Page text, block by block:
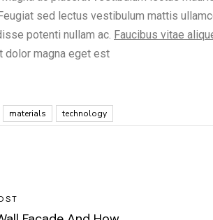
sed lectus vestibulum mattis
potenti nullam ac. Faucibus vitae
dolor magna eget est
materials technology